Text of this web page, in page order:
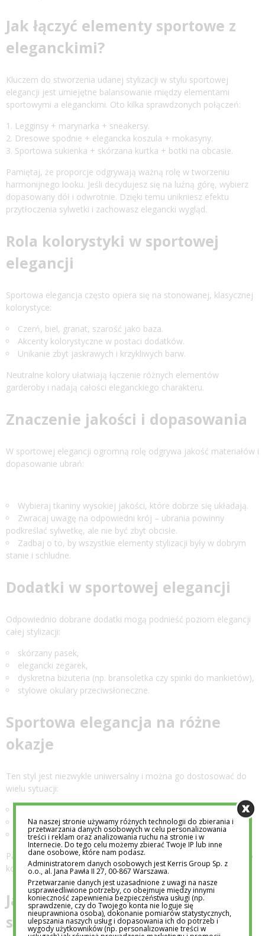
Jak łączyć elementy sportowe z
eleganckimi?
Kluczem do stworzenia udanej stylizacji w stylu sportowej
elegancji jest umiejętne balansowanie między elementami
sportowymi a eleganckimi. Oto kilka sprawdzonych połączeń:
Legginsy + marynarka + sneakersy.
Dresowe spodnie + elegancka koszula + mokasyny.
Sportowa sukienka + skórzana kurtka + botki na obcasie.
Pamiętaj, że proporcje odgrywają ważną rolę w tworzeniu
harmonijnego looku. Jeśli decydujesz się na luźną górę, wybierz
dopasowany dół i odwrotnie. Dzięki temu unikniesz efektu
przytłoczenia sylwetki i zachowasz elegancki wygląd.
Rola kolorystyki w sportowej
elegancji
Sportowa elegancja często opiera się na stonowanej, klasycznej
kolorystyce:
Czerń, biel, granat, szarość jako baza.
Akcenty kolorystyczne w postaci dodatków.
Unikanie zbyt jaskrawych i krzykliwych barw.
Neutralne kolory ułatwiają łączenie różnych elementów
garderoby i nadają całości eleganckiego charakteru.
Znaczenie jakości i dopasowania
W sportowej elegancji ogromną rolę odgrywa jakość materiałów i
dopasowanie ubrań:
Wybieraj tkaniny wysokiej jakości, które dobrze się układają.
Zwracaj uwagę na odpowiedni krój – ubrania powinny
podkreślać sylwetkę, ale nie być zbyt obcisłe.
Zadbaj o to, by wszystkie elementy stylizacji były w dobrym
stanie i schludne.
Dodatki w sportowej elegancji
Odpowiednio dobrane dodatki mogą podnieść poziom elegancji
całej stylizacji:
skórzany pasek,
elegancki zegarek,
dyskretna biżuteria (np. bransoletka czy spinki do mankietów),
stylowe okulary przeciwsłoneczne.
Sportowa elegancja na różne
okazje
Ten styl jest niezwykle uniwersalny i można go dostosować do
wielu sytuacji:
Do pracy: marynarka, koszula, chinosy i eleganckie sneakersy.
Na spotkanie ze znajomymi: polo, jeansy i mokasyny.
Na randkę: sweter, eleganckie spodnie i zamszowe buty.
Pamiętaj, że kluczem do sukcesu jest dostosowanie stylizacji do
konkretnej okazji i miejsca.
Jak stworzyć udaną stylizację w
stylu sportowej elegancji?
Na naszej stronie używamy różnych technologii do zbierania i
przetwarzania danych osobowych w celu personalizowania
treści i reklam oraz analizowania ruchu na stronie i w
Internecie. Do tego celu możemy zbierać Twoje IP lub inne
dane osobowe, które nam podasz.
Administratorem danych osobowych jest Kerris Group Sp. z
o.o., al. Jana Pawła II 27, 00-867 Warszawa.
Przetwarzanie danych jest uzasadnione z uwagi na nasze
usprawiedliwione potrzeby, co obejmuje między innymi
konieczność zapewnienia bezpieczeństwa usługi (np.
sprawdzenie, czy do Twojego konta nie loguje się
nieuprawniona osoba), dokonanie pomiarów statystycznych,
ulepszania naszych usług i dopasowania ich do potrzeb i
wygody użytkowników (np. personalizowanie treści w